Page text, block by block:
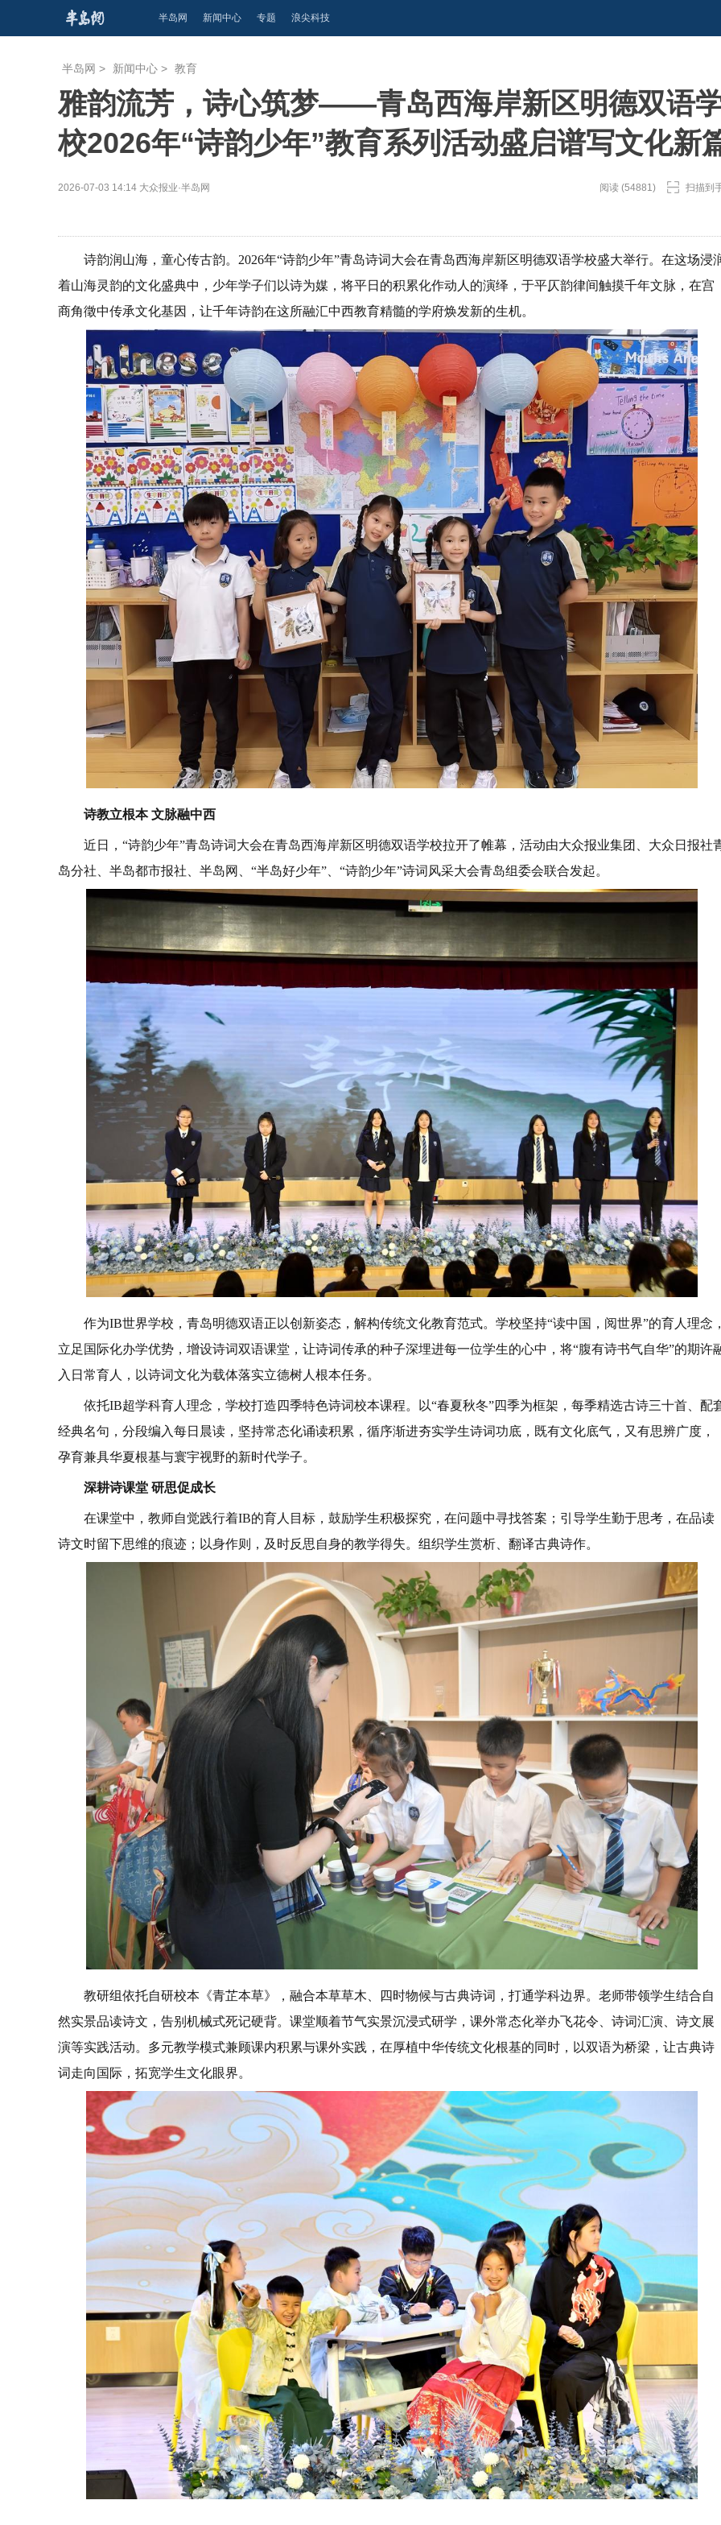
半岛网 新闻中心 专题 浪尖科技
半岛网 > 新闻中心 > 教育
雅韵流芳，诗心筑梦——青岛西海岸新区明德双语
校2026年“诗韵少年”教育系列活动盛启谱写文化新
2026-07-03 14:14 大众报业·半岛网 阅读 (54881) 扫描到
诗韵润山海，童心传古韵。2026年“诗韵少年”青岛诗词大会在青岛西海岸新区明德双语学校盛大举行。在这场浸
着山海灵韵的文化盛典中，少年学子们以诗为媒，将平日的积累化作动人的演绎，于平仄韵律间触摸千年文脉，在宫
商角徵中传承文化基因，让千年诗韵在这所融汇中西教育精髓的学府焕发新的生机。
诗教立根本 文脉融中西
近日，“诗韵少年”青岛诗词大会在青岛西海岸新区明德双语学校拉开了帷幕，活动由大众报业集团、大众日报社
岛分社、半岛都市报社、半岛网、“半岛好少年”、“诗韵少年”诗词风采大会青岛组委会联合发起。
作为IB世界学校，青岛明德双语正以创新姿态，解构传统文化教育范式。学校坚持“读中国，阅世界”的育人理念，
立足国际化办学优势，增设诗词双语课堂，让诗词传承的种子深埋进每一位学生的心中，将“腹有诗书气自华”的期许
入日常育人，以诗词文化为载体落实立德树人根本任务。
依托IB超学科育人理念，学校打造四季特色诗词校本课程。以“春夏秋冬”四季为框架，每季精选古诗三十首、配
经典名句，分段编入每日晨读，坚持常态化诵读积累，循序渐进夯实学生诗词功底，既有文化底气，又有思辨广度，
孕育兼具华夏根基与寰宇视野的新时代学子。
深耕诗课堂 研思促成长
在课堂中，教师自觉践行着IB的育人目标，鼓励学生积极探究，在问题中寻找答案；引导学生勤于思考，在品读
诗文时留下思维的痕迹；以身作则，及时反思自身的教学得失。组织学生赏析、翻译古典诗作。
教研组依托自研校本《青芷本草》，融合本草草木、四时物候与古典诗词，打通学科边界。老师带领学生结合自
然实景品读诗文，告别机械式死记硬背。课堂顺着节气实景沉浸式研学，课外常态化举办飞花令、诗词汇演、诗文展
演等实践活动。多元教学模式兼顾课内积累与课外实践，在厚植中华传统文化根基的同时，以双语为桥梁，让古典诗
词走向国际，拓宽学生文化眼界。